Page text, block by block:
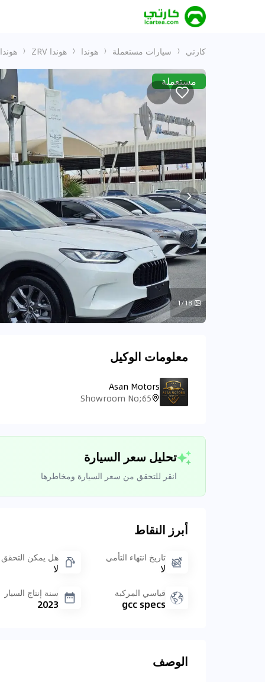
كارتي سيارات مستعملة هوندا هوندا ZRV هوندا ZRV 2023 1.5L
مستعملة
1/18
معلومات الوكيل
Asan Motors
Showroom No;65
تحليل سعر السيارة
انقر للتحقق من سعر السيارة ومخاطرها
تحليل بيانات
أبرز النقاط
تاريخ انتهاء التأمي
لا
هل يمكن
سجل الصيانة
لا
قياسي المركبة
gcc specs
سنة إنتاج السيار
2023
الوصف